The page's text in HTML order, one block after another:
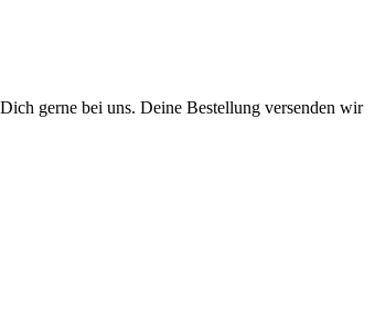
gerne bei uns. Deine Bestellung versenden wir